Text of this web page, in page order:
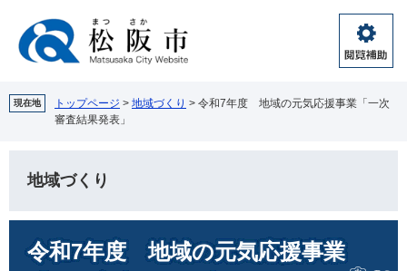
へ
閲
覧
助
現在地 トップページ > 地域づくり > 令和7年度 地域の元気応援事業「一次
審査結果発表」
地域づくり
令和7年度 地域の元気応援事業